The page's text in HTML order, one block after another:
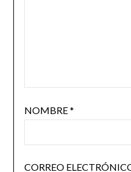
NOMBRE*
CORREO